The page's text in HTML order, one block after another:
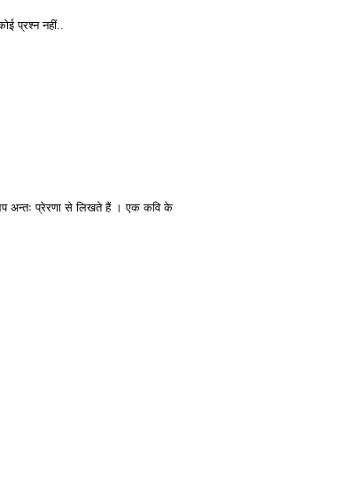
प्रश्न नहीं..
अन्तः प्रेरणा से लिखते हैं । एक कवि के